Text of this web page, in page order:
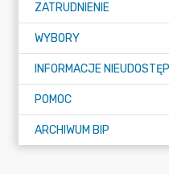
ZATRUDNIENIE
WYBORY
INFORMACJE
POMOC
ARCHIWUM BIP